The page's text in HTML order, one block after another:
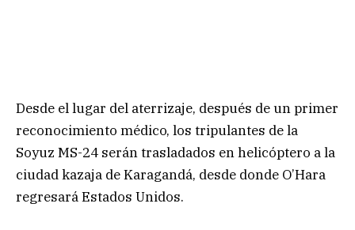
Desde el lugar del aterrizaje, después de un primer
reconocimiento médico, los tripulantes de la
Soyuz MS-24 serán trasladados en helicóptero a la
ciudad kazaja de Karagandá, desde donde O’Hara
regresará Estados Unidos.